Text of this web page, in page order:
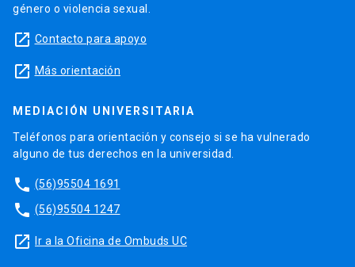
género o violencia sexual.
launch Contacto para apoyo
launch Más orientación
MEDIACIÓN UNIVERSITARIA
Teléfonos para orientación y consejo si se ha vulnerado
alguno de tus derechos en la universidad.
phone (56)95504 1691
phone (56)95504 1247
launch Ir a la Oficina de Ombuds UC